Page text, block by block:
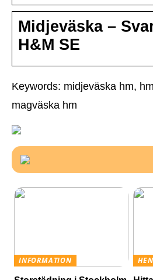
Midjeväska –
H&M SE
Keywords: midjeväska hm,
magväska hm
INFORMATION